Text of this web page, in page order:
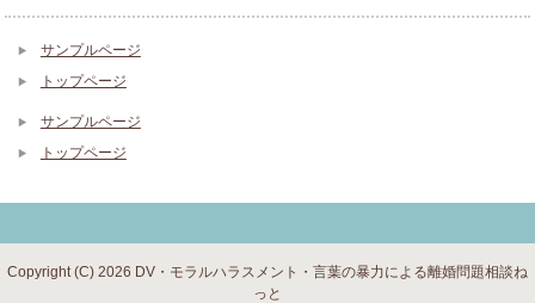
サンプルページ
トップページ
サンプルページ
トップページ
Copyright (C) 2026 DV・モラルハラスメント・言葉の暴力による離婚問題相談ね
っと